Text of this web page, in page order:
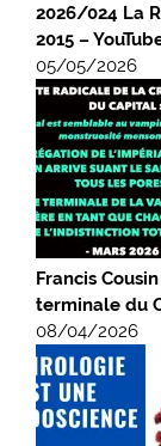
2026/024 La
2015 –
05/05/2026
Francis
terminale du
08/04/2026